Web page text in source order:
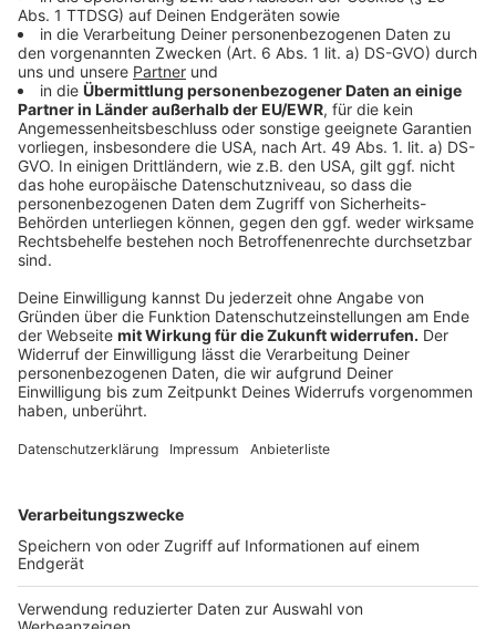
Zwei Wochenenden Vollsperrung angekündigt
NRW plant höhere Bußgelder für LKW auf maroden
Brücken
LKW-Blitzer auf der Südbrücke: Über 8.000 Verstöße
Neubau der Theodor-Heuss-Brücke: Pläne vorgestellt
Anzeige
Folge uns für mehr News & Updates:
Anzeige
Instagram|Facebook
Anzeige